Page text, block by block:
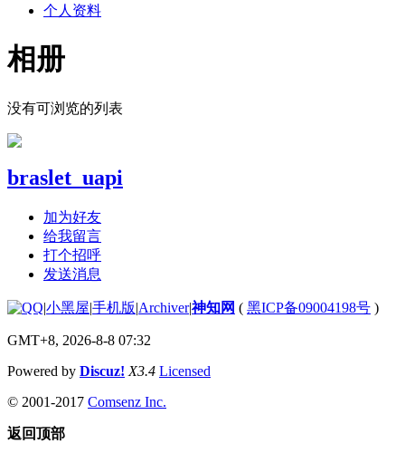
个人资料
相册
没有可浏览的列表
braslet_uapi
加为好友
给我留言
打个招呼
发送消息
|小黑屋|手机版|Archiver|神知网 ( 黑ICP备09004198号 )
GMT+8, 2026-8-8 07:32
Powered by Discuz! X3.4 Licensed
© 2001-2017 Comsenz Inc.
返回顶部